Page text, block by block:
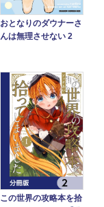
おとなりのダウナーさ
んは無理させない 2
この世界の攻略本を拾